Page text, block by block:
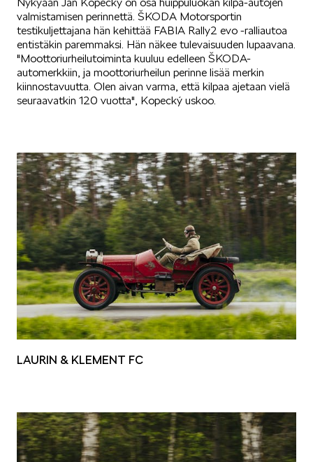
Mallit
OCTAVIA
SCALA
KAMIQ
Nykyään Jan Kopecký on osa huippuluokan kilpa-autojen
valmistamisen perinnettä. ŠKODA Motorsportin
testikuljettajana hän kehittää FABIA Rally2 evo -ralliautoa
entistäkin paremmaksi. Hän näkee tulevaisuuden lupaavana.
"Moottoriurheilutoiminta kuuluu edelleen ŠKODA-
automerkkiin, ja moottoriurheilun perinne lisää merkin
kiinnostavuutta. Olen aivan varma, että kilpaa ajetaan vielä
seuraavatkin 120 vuotta", Kopecký uskoo.
LAURIN & KLEMENT FC